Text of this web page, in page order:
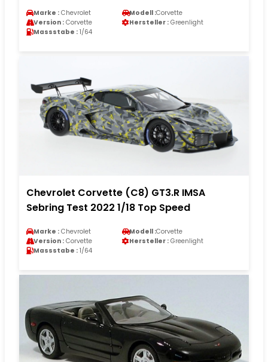
Marke : Chevrolet Modell :Corvette
Version : Corvette Hersteller : Greenlight
Massstabe : 1/64
Chevrolet Corvette (C8) GT3.R IMSA
Sebring Test 2022 1/18 Top Speed
Marke : Chevrolet Modell :Corvette
Version : Corvette Hersteller : Greenlight
Massstabe : 1/64